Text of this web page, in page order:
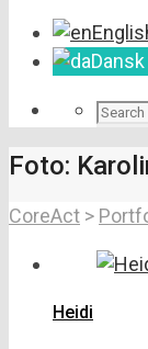
Dansk
Foto:
CoreAct >
Heidi